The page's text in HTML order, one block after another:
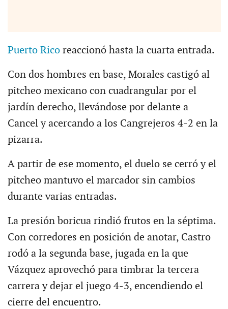
Puerto Ricoreaccionó hasta la cuarta entrada.
Con dos hombres en base, Morales castigó al
pitcheo mexicano con cuadrangular por el
jardín derecho, llevándose por delante a
Cancel y acercando a los Cangrejeros 4-2 en la
pizarra.
A partir de ese momento, el duelo se cerró y el
pitcheo mantuvo el marcador sin cambios
durante varias entradas.
La presión boricua rindió frutos en la séptima.
Con corredores en posición de anotar, Castro
rodó a la segunda base, jugada en la que
Vázquez aprovechó para timbrar la tercera
carrera y dejar el juego 4-3, encendiendo el
cierre del encuentro.